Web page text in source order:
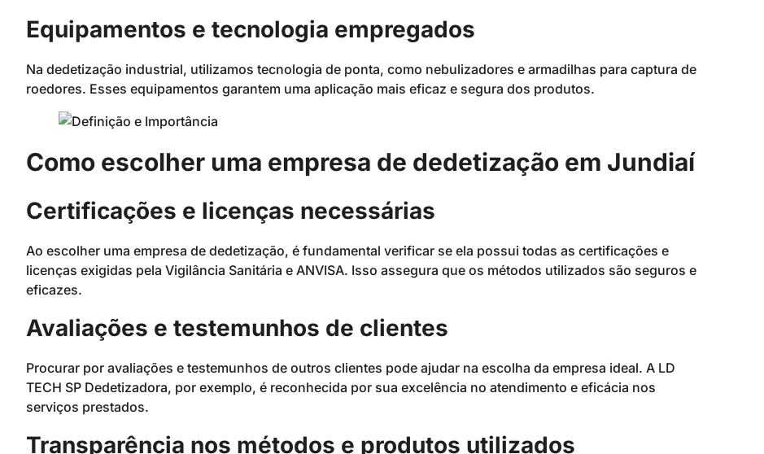
Equipamentos e tecnologia empregados
Na dedetização industrial, utilizamos tecnologia de ponta, como nebulizadores e armadilhas para captura de
roedores. Esses equipamentos garantem uma aplicação mais eficaz e segura dos produtos.
Como escolher uma empresa de dedetização em Jundiaí
Certificações e licenças necessárias
Ao escolher uma empresa de dedetização, é fundamental verificar se ela possui todas as certificações e
licenças exigidas pela Vigilância Sanitária e ANVISA. Isso assegura que os métodos utilizados são seguros e
eficazes.
Avaliações e testemunhos de clientes
Procurar por avaliações e testemunhos de outros clientes pode ajudar na escolha da empresa ideal. A LD
TECH SP Dedetizadora, por exemplo, é reconhecida por sua excelência no atendimento e eficácia nos
serviços prestados.
Transparência nos métodos e produtos utilizados